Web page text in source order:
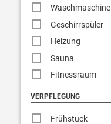
Waschmaschine
Geschirrspüler
Heizung
Sauna
Fitnessraum
VERPFLEGUNG
Frühstück